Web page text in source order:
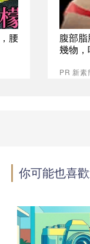
腰
腹部
幾物
PR 新素
你可能也喜